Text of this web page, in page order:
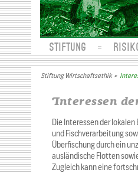
STIFTUNG
Stiftung Wirtschaftsethik>
Interessen
Die Interessen der
und Fischverarbeitung
Überfischung durch ein
ausländische Flotten
Zugleich kann eine